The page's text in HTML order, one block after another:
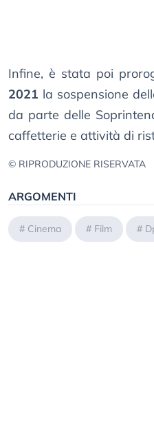
Infine, è stata poi
2021 la sospensione
da parte delle
caffetterie e attività di
© RIPRODUZIONE RISERVATA
ARGOMENTI
# Cinema # Film #